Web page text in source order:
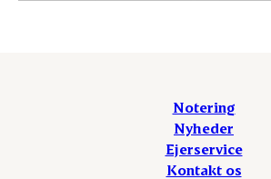
Notering
Nyheder
Ejerservice
Kontakt os